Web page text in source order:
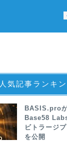
人気記事ランキ
BASIS.pro
Base58
ビトラージ
を公開